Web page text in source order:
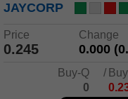
JAYCORP
Price Change
0.245 0.000
Buy-Q / Buy
0